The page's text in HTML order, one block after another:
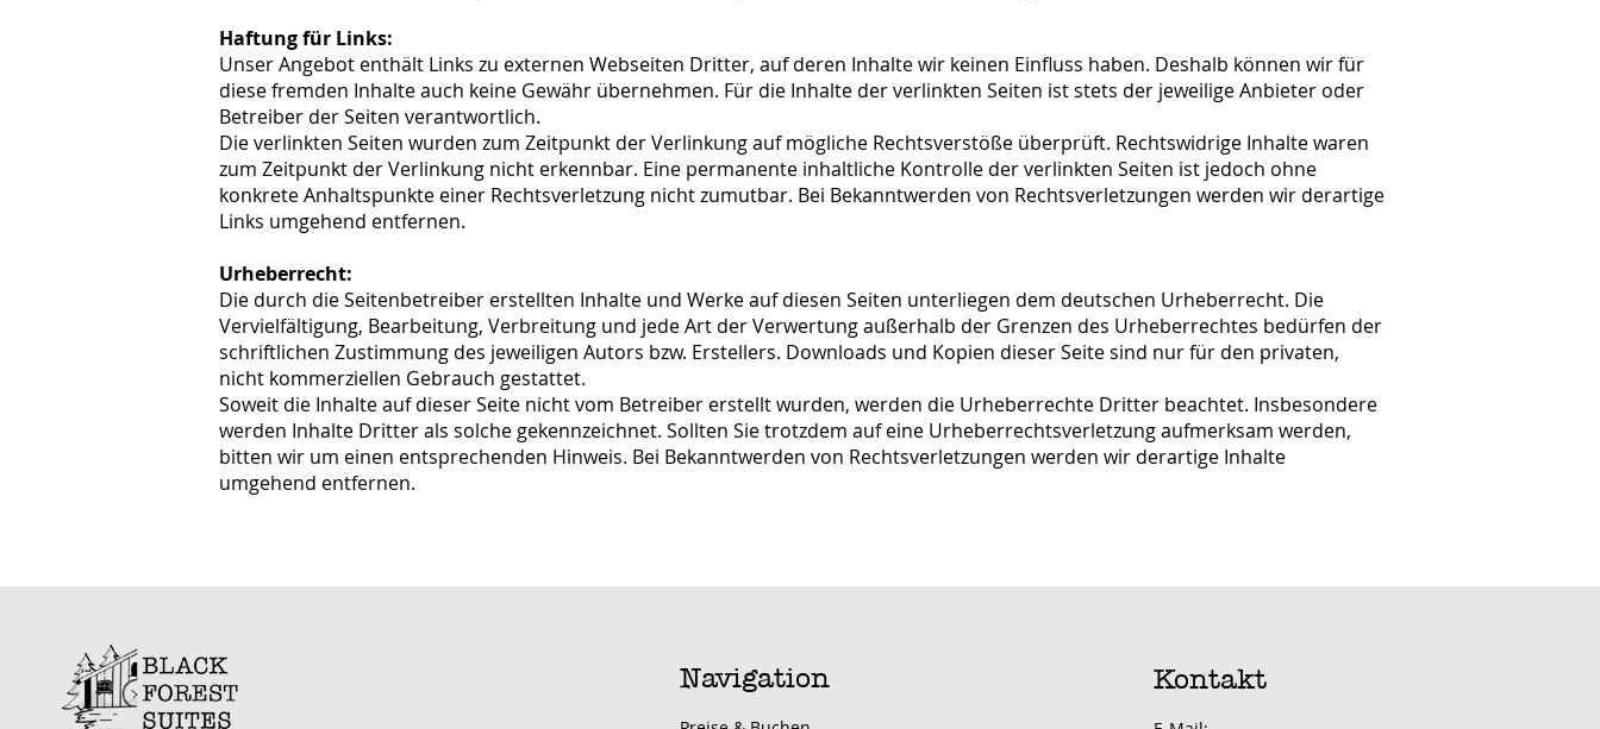
Haftung für Links:
Unser Angebot enthält Links zu externen Webseiten Dritter, auf deren Inhalte wir keinen Einfluss haben. Deshalb können wir für
diese fremden Inhalte auch keine Gewähr übernehmen. Für die Inhalte der verlinkten Seiten ist stets der jeweilige Anbieter oder
Betreiber der Seiten verantwortlich.
Die verlinkten Seiten wurden zum Zeitpunkt der Verlinkung auf mögliche Rechtsverstöße überprüft. Rechtswidrige Inhalte waren
zum Zeitpunkt der Verlinkung nicht erkennbar. Eine permanente inhaltliche Kontrolle der verlinkten Seiten ist jedoch ohne
konkrete Anhaltspunkte einer Rechtsverletzung nicht zumutbar. Bei Bekanntwerden von Rechtsverletzungen werden wir derartige
Links umgehend entfernen.
Urheberrecht:
Die durch die Seitenbetreiber erstellten Inhalte und Werke auf diesen Seiten unterliegen dem deutschen Urheberrecht. Die
Vervielfältigung, Bearbeitung, Verbreitung und jede Art der Verwertung außerhalb der Grenzen des Urheberrechtes bedürfen der
schriftlichen Zustimmung des jeweiligen Autors bzw. Erstellers. Downloads und Kopien dieser Seite sind nur für den privaten,
nicht kommerziellen Gebrauch gestattet.
Soweit die Inhalte auf dieser Seite nicht vom Betreiber erstellt wurden, werden die Urheberrechte Dritter beachtet. Insbesondere
werden Inhalte Dritter als solche gekennzeichnet. Sollten Sie trotzdem auf eine Urheberrechtsverletzung aufmerksam werden,
bitten wir um einen entsprechenden Hinweis. Bei Bekanntwerden von Rechtsverletzungen werden wir derartige Inhalte
umgehend entfernen.
Navigation Kontakt